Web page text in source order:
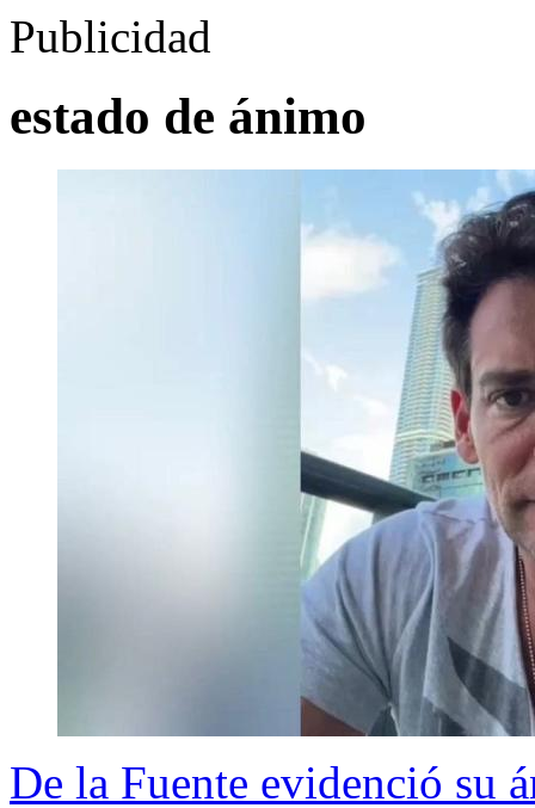
Publicidad
estado de ánimo
De la Fuente evidenció su